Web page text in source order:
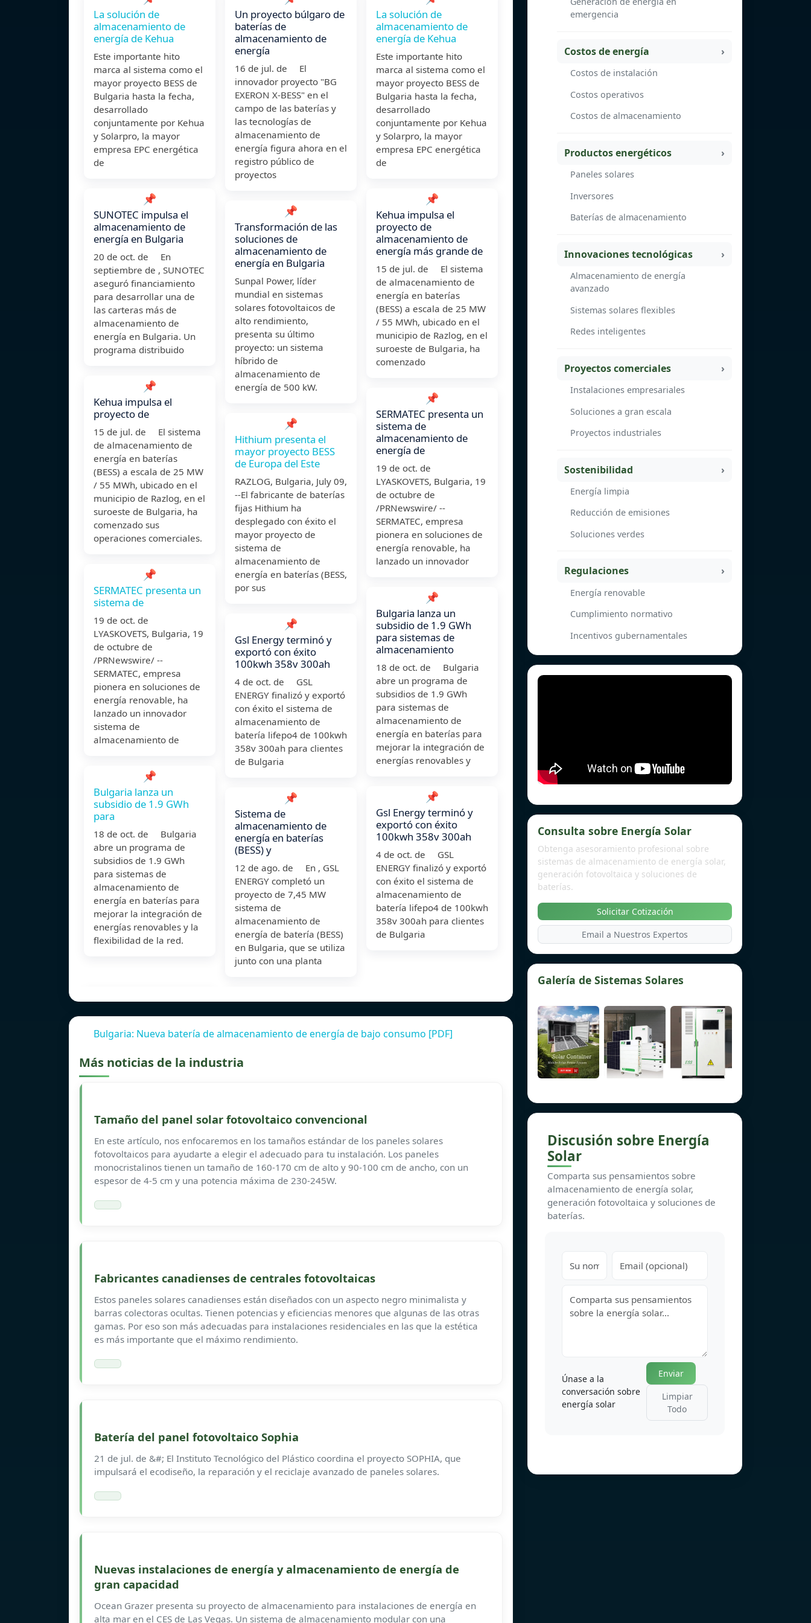
La solución de
almacenamiento de
energía de Kehua
Este importante hito
marca al sistema como el
mayor proyecto BESS de
Bulgaria hasta la fecha,
desarrollado
conjuntamente por Kehua
y Solarpro, la mayor
empresa EPC energética
de
📌
SUNOTEC impulsa el
almacenamiento de
energía en Bulgaria
20 de oct. de En
septiembre de , SUNOTEC
aseguró financiamiento
para desarrollar una de
las carteras más de
almacenamiento de
energía en Bulgaria. Un
programa distribuido
📌
Kehua impulsa el
proyecto de
15 de jul. de El sistema
de almacenamiento de
energía en baterías
(BESS) a escala de 25 MW
/ 55 MWh, ubicado en el
municipio de Razlog, en el
suroeste de Bulgaria, ha
comenzado sus
operaciones comerciales.
📌
SERMATEC presenta un
sistema de
19 de oct. de
LYASKOVETS, Bulgaria, 19
de octubre de
/PRNewswire/ --
SERMATEC, empresa
pionera en soluciones de
energía renovable, ha
lanzado un innovador
sistema de
almacenamiento de
📌
Bulgaria lanza un
subsidio de 1.9 GWh
para
18 de oct. de Bulgaria
abre un programa de
subsidios de 1.9 GWh
para sistemas de
almacenamiento de
energía en baterías para
mejorar la integración de
energías renovables y la
flexibilidad de la red.
Un proyecto búlgaro de
baterías de
almacenamiento de
energía
16 de jul. de El
innovador proyecto "BG
EXERON X-BESS" en el
campo de las baterías y
las tecnologías de
almacenamiento de
energía figura ahora en el
registro público de
proyectos
📌
Transformación de las
soluciones de
almacenamiento de
energía en Bulgaria
Sunpal Power, líder
mundial en sistemas
solares fotovoltaicos de
alto rendimiento,
presenta su último
proyecto: un sistema
híbrido de
almacenamiento de
energía de 500 kW.
📌
Hithium presenta el
mayor proyecto BESS
de Europa del Este
RAZLOG, Bulgaria, July 09,
--El fabricante de baterías
fijas Hithium ha
desplegado con éxito el
mayor proyecto de
sistema de
almacenamiento de
energía en baterías (BESS,
por sus
📌
Gsl Energy terminó y
exportó con éxito
100kwh 358v 300ah
4 de oct. de GSL
ENERGY finalizó y exportó
con éxito el sistema de
almacenamiento de
batería lifepo4 de 100kwh
358v 300ah para clientes
de Bulgaria
📌
Sistema de
almacenamiento de
energía en baterías
(BESS) y
12 de ago. de En , GSL
ENERGY completó un
proyecto de 7,45 MW
sistema de
almacenamiento de
energía de batería (BESS)
en Bulgaria, que se utiliza
junto con una planta
La solución de
almacenamiento de
energía de Kehua
Este importante hito
marca al sistema como el
mayor proyecto BESS de
Bulgaria hasta la fecha,
desarrollado
conjuntamente por Kehua
y Solarpro, la mayor
empresa EPC energética
de
📌
Kehua impulsa el
proyecto de
almacenamiento de
energía más grande de
15 de jul. de El sistema
de almacenamiento de
energía en baterías
(BESS) a escala de 25 MW
/ 55 MWh, ubicado en el
municipio de Razlog, en el
suroeste de Bulgaria, ha
comenzado
📌
SERMATEC presenta un
sistema de
almacenamiento de
energía de
19 de oct. de
LYASKOVETS, Bulgaria, 19
de octubre de
/PRNewswire/ --
SERMATEC, empresa
pionera en soluciones de
energía renovable, ha
lanzado un innovador
📌
Bulgaria lanza un
subsidio de 1.9 GWh
para sistemas de
almacenamiento
18 de oct. de Bulgaria
abre un programa de
subsidios de 1.9 GWh
para sistemas de
almacenamiento de
energía en baterías para
mejorar la integración de
energías renovables y
📌
Gsl Energy terminó y
exportó con éxito
100kwh 358v 300ah
4 de oct. de GSL
ENERGY finalizó y exportó
con éxito el sistema de
almacenamiento de
batería lifepo4 de 100kwh
358v 300ah para clientes
de Bulgaria
Bulgaria: Nueva batería de almacenamiento de energía de bajo consumo [PDF]
Más noticias de la industria
Tamaño del panel solar fotovoltaico convencional
En este artículo, nos enfocaremos en los tamaños estándar de los paneles solares
fotovoltaicos para ayudarte a elegir el adecuado para tu instalación. Los paneles
monocristalinos tienen un tamaño de 160-170 cm de alto y 90-100 cm de ancho, con un
espesor de 4-5 cm y una potencia máxima de 230-245W.
Fabricantes canadienses de centrales fotovoltaicas
Estos paneles solares canadienses están diseñados con un aspecto negro minimalista y
barras colectoras ocultas. Tienen potencias y eficiencias menores que algunas de las otras
gamas. Por eso son más adecuadas para instalaciones residenciales en las que la estética
es más importante que el máximo rendimiento.
Batería del panel fotovoltaico Sophia
21 de jul. de &#; El Instituto Tecnológico del Plástico coordina el proyecto SOPHIA, que
impulsará el ecodiseño, la reparación y el reciclaje avanzado de paneles solares.
Nuevas instalaciones de energía y almacenamiento de energía de
gran capacidad
Ocean Grazer presenta su proyecto de almacenamiento para instalaciones de energía en
alta mar en el CES de Las Vegas. Un sistema de almacenamiento modular con una
emergencia
Costos de energía
Costos de instalación
Costos operativos
Costos de almacenamiento
Productos energéticos
Paneles solares
Inversores
Baterías de almacenamiento
Innovaciones tecnológicas
Almacenamiento de energía
avanzado
Sistemas solares flexibles
Redes inteligentes
Proyectos comerciales
Instalaciones empresariales
Soluciones a gran escala
Proyectos industriales
Sostenibilidad
Energía limpia
Reducción de emisiones
Soluciones verdes
Regulaciones
Energía renovable
Cumplimiento normativo
Incentivos gubernamentales
Consulta sobre Energía Solar
Obtenga asesoramiento profesional sobre
sistemas de almacenamiento de energía solar,
generación fotovoltaica y soluciones de
baterías.
Solicitar Cotización
Email a Nuestros Expertos
Galería de Sistemas Solares
Discusión sobre Energía
Solar
Comparta sus pensamientos sobre
almacenamiento de energía solar,
generación fotovoltaica y soluciones de
baterías.
Únase a la
conversación sobre
energía solar
Enviar
Limpiar
Todo